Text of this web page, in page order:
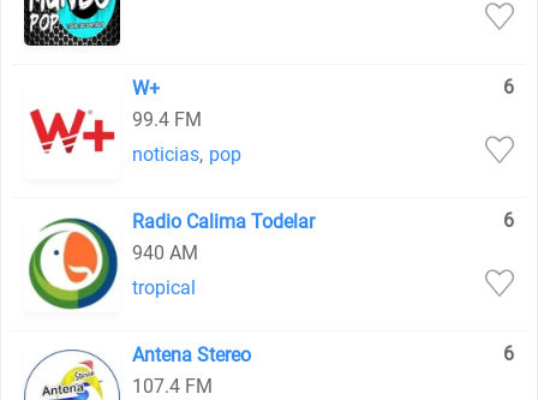
W+
6
99.4 FM
noticias, pop
Radio Calima Todelar
6
940 AM
tropical
Antena Stereo
6
107.4 FM